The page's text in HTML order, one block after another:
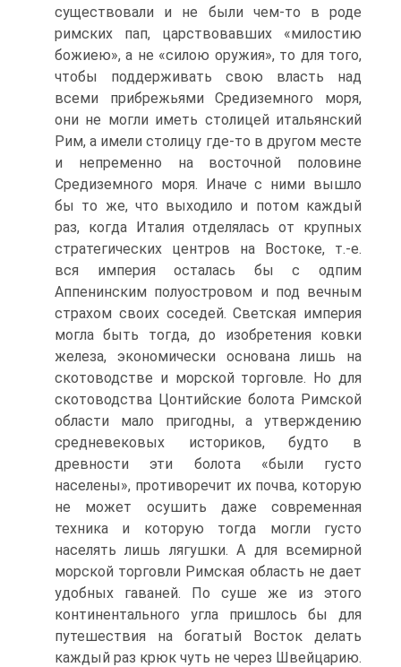
существовали и не были чем-то в роде
римских пап, царствовавших «милостию
божиею», а не «силою оружия», то для того,
чтобы поддерживать свою власть над
всеми прибрежьями Средиземного моря,
они не могли иметь столицей итальянский
Рим, а имели столицу где-то в другом месте
и непременно на восточной половине
Средиземного моря. Иначе с ними вышло
бы то же, что выходило и потом каждый
раз, когда Италия отделялась от крупных
стратегических центров на Востоке, т.-е.
вся империя осталась бы с одпим
Аппенинским полуостровом и под вечным
страхом своих соседей. Светская империя
могла быть тогда, до изобретения ковки
железа, экономически основана лишь на
скотоводстве и морской торговле. Но для
скотоводства Цонтийские болота Римской
области мало пригодны, а утверждению
средневековых историков, будто в
древности эти болота «были густо
населены», противоречит их почва, которую
не может осушить даже современная
техника и которую тогда могли густо
населять лишь лягушки. А для всемирной
морской торговли Римская область не дает
удобных гаваней. По суше же из этого
континентального угла пришлось бы для
путешествия на богатый Восток делать
каждый раз крюк чуть не через Швейцарию.